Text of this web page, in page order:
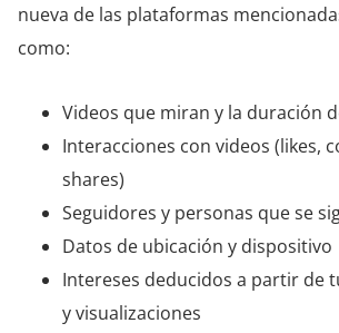
nueva de las plataformas
como:
Videos que miran y la duración
Interacciones con videos (likes,
shares)
Seguidores y personas que se
Datos de ubicación y dispositivo
Intereses deducidos a partir de
y visualizaciones